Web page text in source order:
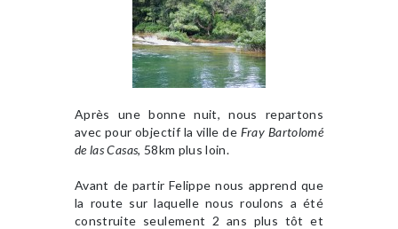
Après une bonne nuit, nous repartons
avec pour objectif la ville de Fray Bartolomé
de las Casas, 58km plus loin.
Avant de partir Felippe nous apprend que
la route sur laquelle nous roulons a été
construite seulement 2 ans plus tôt et